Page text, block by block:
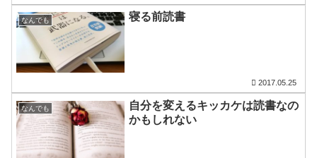
なんでも 寝る前読書
2017.05.25
なんでも
自分を変えるキッカケは読書なの
かもしれない